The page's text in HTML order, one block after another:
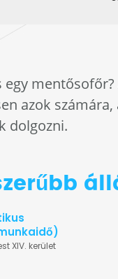
egy
azok
dolgozni.
XIV. kerület